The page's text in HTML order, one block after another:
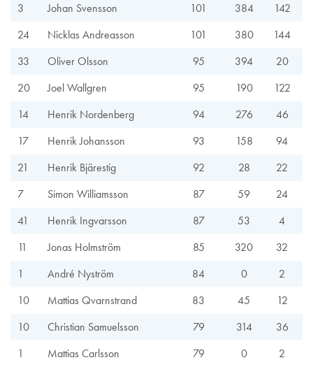
3
Johan Svensson 101 384
142
24
Nicklas Andreasson 101 380
144
33
Oliver Olsson 95 394
20
20
Joel Wallgren 95 190
122
14
Henrik Nordenberg 94 276
46
17
Henrik Johansson 93 158
94
21
Henrik Bjärestig 92 28
22
7
Simon Williamsson 87 59
24
41
Henrik Ingvarsson 87 53
4
11
Jonas Holmström 85 320
32
1
André Nyström 84 0
2
10
Mattias Qvarnstrand 83 45
12
10
Christian Samuelsson 79 314
36
1
Mattias Carlsson 79 0
2